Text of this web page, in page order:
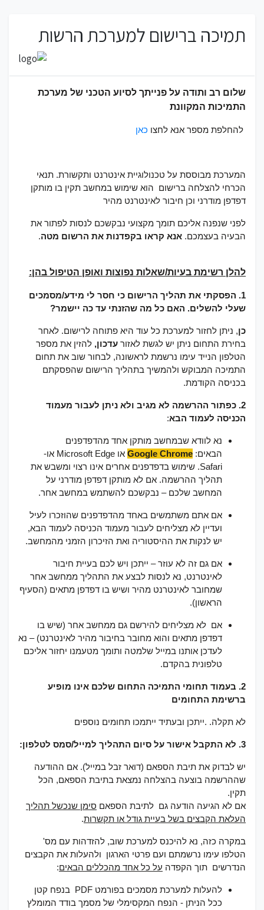
תמיכה ברישום למערכת הרשות
שלום רב ותודה על פנייתך לסיוע הטכני של מערכת
התמיכות המקוונת
להחלפת מספר אנא לחצו כאן
המערכת מבוססת על טכנולוגיית אינטרנט ותקשורת. תנאי
הכרחי להצלחה ברישום הוא שימוש במחשב תקין בו מותקן
דפדפן מודרני וכן חיבור לאינטרנט מהיר
לפני שנפנה אליכם תומך מקצועי נבקשכם לנסות לפתור את
הבעיה בעצמכם. אנא קראו בקפדנות את הרשום מטה.
להלן רשימת בעיות/שאלות נפוצות ואופן הטיפול בהן:
1. הפסקתי את תהליך הרישום כי חסר לי מידע/מסמכים
שעלי להשלים. האם כל מה שהזנתי עד כה יישמר?
כן, ניתן לחזור למערכת כל עוד היא פתוחה לרישום. לאחר
בחירת התחום ניתן יש לגשת לאזור עדכון, להזין את מספר
הטלפון הנייד עימו נרשמת לראשונה, לבחור שוב את תחום
התמיכה המבוקש ולהמשיך בתהליך הרישום שהפסקתם
בכניסה הקודמת.
2. כפתור ההרשמה לא מגיב ולא ניתן לעבור מעמוד
הכניסה לעמוד הבא:
נא לוודא שבמחשב מותקן אחד מהדפדפנים
הבאים: Google Chrome
או Microsoft Edge או-
Safari. שימוש בדפדפנים אחרים אינו רצוי ומשבש את
תהליך ההרשמה. אם לא מותקן דפדפן מודרני על
המחשב שלכם – נבקשכם להשתמש במחשב אחר.
אם אתם משתמשים באחד מהדפדפנים שהוזכרו לעיל
ועדיין לא מצליחים לעבור מעמוד הכניסה לעמוד הבא,
יש לנקות את ההיסטוריה ואת הזיכרון הזמני מהמחשב.
אם גם זה לא עוזר – ייתכן ויש לכם בעיית חיבור
לאינטרנט, נא לנסות לבצע את התהליך ממחשב אחר
שמחובר לאינטרנט מהיר ושיש בו דפדפן מתאים (הסעיף
הראשון).
אם לא מצליחים להירשם גם ממחשב אחר (שיש בו
דפדפן מתאים והוא מחובר בחיבור מהיר לאינטרנט) – נא
לעדכן אותנו במייל שלמטה ותומך מטעמנו יחזור אליכם
טלפונית בהקדם.
2. בעמוד תחומי התמיכה התחום שלכם אינו מופיע
ברשימת התחומים
לא תקלה. .ייתכן ובעתיד ייתמכו תחומים נוספים
3. לא התקבל אישור על סיום התהליך למייל/סמס לטלפון:
יש לבדוק את תיבת הספאם (דואר זבל במייל). אם ההודעה
שההרשמה בוצעה בהצלחה נמצאת בתיבת הספאם, הכל
תקין.
אם לא הגיעה הודעה גם לתיבת הספאם סימן שנכשל תהליך
העלאת הקבצים בשל בעיית גודל או תקשרות.
במקרה כזה, נא להיכנס למערכת שוב, להזדהות עם מס'
הטלפו עימו נרשמתם ועם פרטי הארגון ולהעלות את הקבצים
הנדרשים תוך הקפדה על כל אחד מהכללים הבאים:
להעלות למערכת מסמכים בפורמט PDF בנפח קטן
ככל הניתן - הנפח המקסימלי של מסמך בודד המומלץ